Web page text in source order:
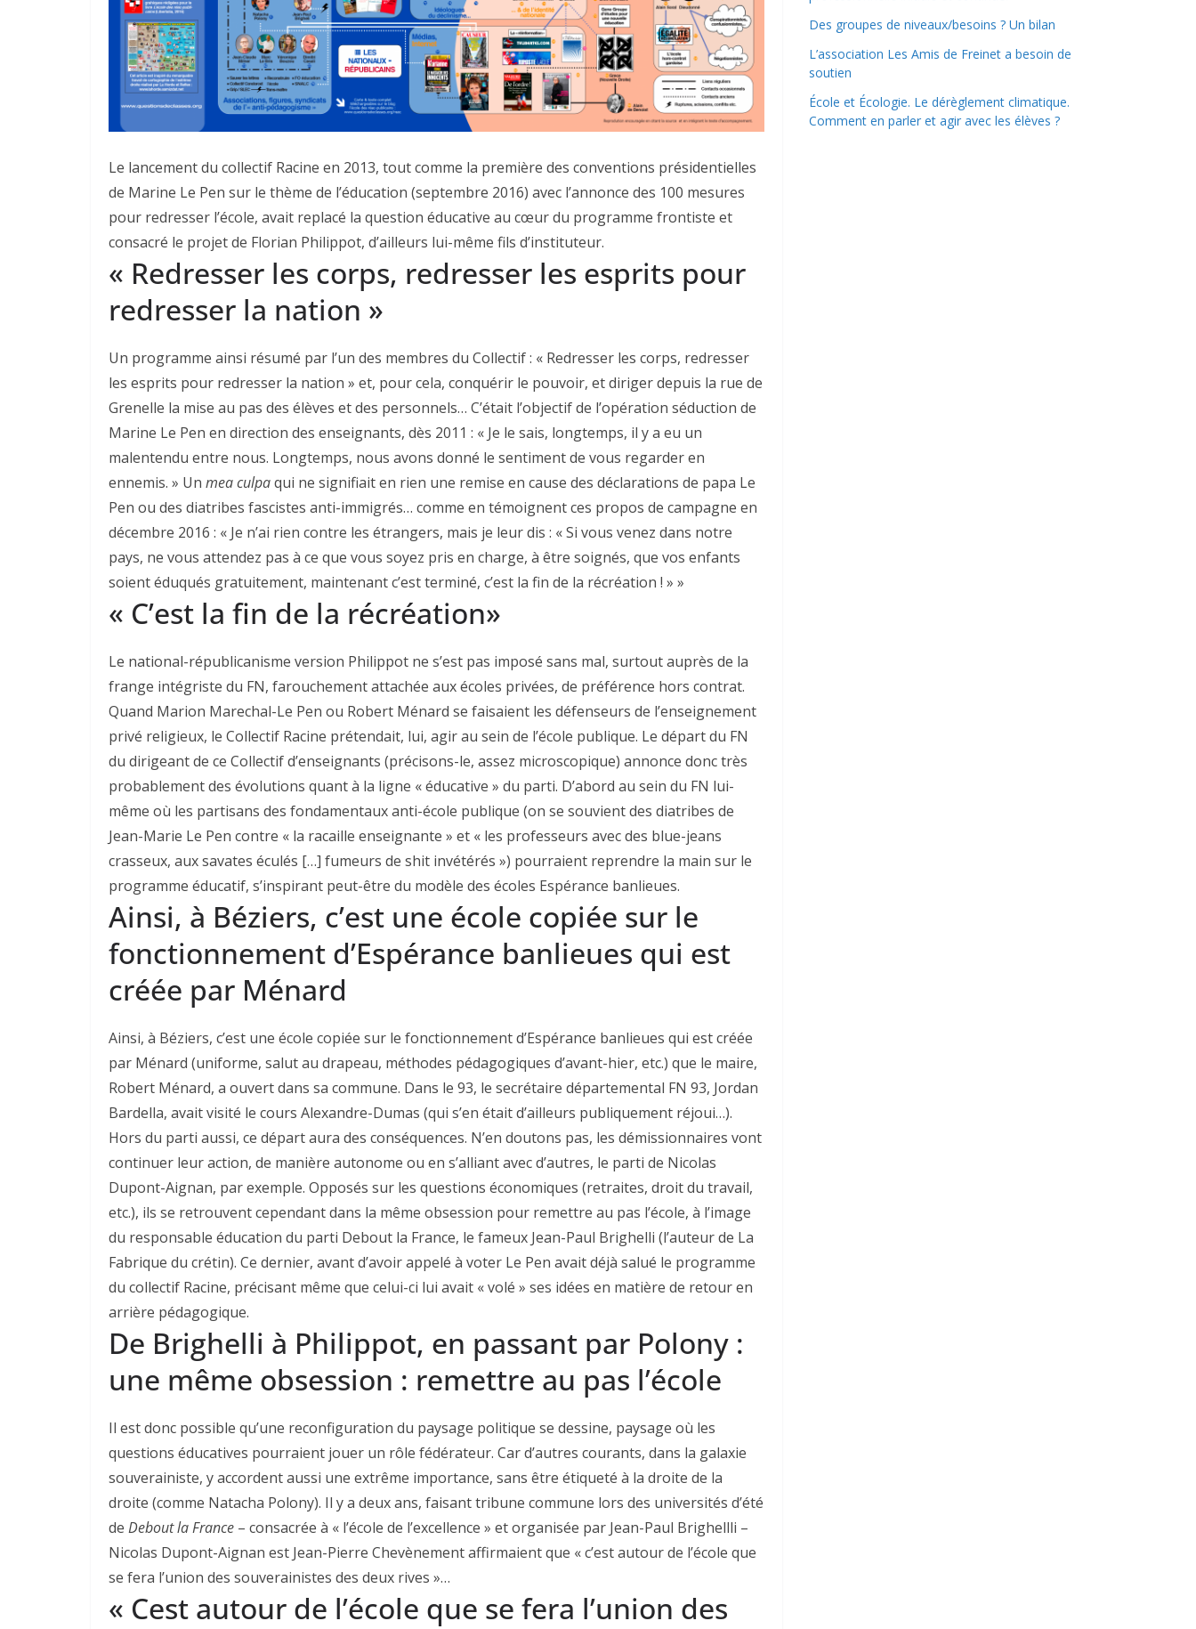
Le lancement du collectif Racine en 2013, tout comme la première des conventions présidentielles
de Marine Le Pen sur le thème de l’éducation (septembre 2016) avec l’annonce des 100 mesures
pour redresser l’école, avait replacé la question éducative au cœur du programme frontiste et
consacré le projet de Florian Philippot, d’ailleurs lui-même fils d’instituteur.
« Redresser les corps, redresser les esprits pour
redresser la nation »
Un programme ainsi résumé par l’un des membres du Collectif : « Redresser les corps, redresser
les esprits pour redresser la nation » et, pour cela, conquérir le pouvoir, et diriger depuis la rue de
Grenelle la mise au pas des élèves et des personnels… C’était l’objectif de l’opération séduction de
Marine Le Pen en direction des enseignants, dès 2011 : « Je le sais, longtemps, il y a eu un
malentendu entre nous. Longtemps, nous avons donné le sentiment de vous regarder en
ennemis. » Un mea culpaqui ne signifiait en rien une remise en cause des déclarations de papa Le
Pen ou des diatribes fascistes anti-immigrés… comme en témoignent ces propos de campagne en
décembre 2016 : « Je n’ai rien contre les étrangers, mais je leur dis : « Si vous venez dans notre
pays, ne vous attendez pas à ce que vous soyez pris en charge, à être soignés, que vos enfants
soient éduqués gratuitement, maintenant c’est terminé, c’est la fin de la récréation ! » »
« C’est la fin de la récréation»
Le national-républicanisme version Philippot ne s’est pas imposé sans mal, surtout auprès de la
frange intégriste du FN, farouchement attachée aux écoles privées, de préférence hors contrat.
Quand Marion Marechal-Le Pen ou Robert Ménard se faisaient les défenseurs de l’enseignement
privé religieux, le Collectif Racine prétendait, lui, agir au sein de l’école publique. Le départ du FN
du dirigeant de ce Collectif d’enseignants (précisons-le, assez microscopique) annonce donc très
probablement des évolutions quant à la ligne « éducative » du parti. D’abord au sein du FN lui-
même où les partisans des fondamentaux anti-école publique (on se souvient des diatribes de
Jean-Marie Le Pen contre « la racaille enseignante » et « les professeurs avec des blue-jeans
crasseux, aux savates éculés […] fumeurs de shit invétérés ») pourraient reprendre la main sur le
programme éducatif, s’inspirant peut-être du modèle des écoles Espérance banlieues.
Ainsi, à Béziers, c’est une école copiée sur le
fonctionnement d’Espérance banlieues qui est
créée par Ménard
Ainsi, à Béziers, c’est une école copiée sur le fonctionnement d’Espérance banlieues qui est créée
par Ménard (uniforme, salut au drapeau, méthodes pédagogiques d’avant-hier, etc.) que le maire,
Robert Ménard, a ouvert dans sa commune. Dans le 93, le secrétaire départemental FN 93, Jordan
Bardella, avait visité le cours Alexandre-Dumas (qui s’en était d’ailleurs publiquement réjoui…).
Hors du parti aussi, ce départ aura des conséquences. N’en doutons pas, les démissionnaires vont
continuer leur action, de manière autonome ou en s’alliant avec d’autres, le parti de Nicolas
Dupont-Aignan, par exemple. Opposés sur les questions économiques (retraites, droit du travail,
etc.), ils se retrouvent cependant dans la même obsession pour remettre au pas l’école, à l’image
du responsable éducation du parti Debout la France, le fameux Jean-Paul Brighelli (l’auteur de La
Fabrique du crétin). Ce dernier, avant d’avoir appelé à voter Le Pen avait déjà salué le programme
du collectif Racine, précisant même que celui-ci lui avait « volé » ses idées en matière de retour en
arrière pédagogique.
De Brighelli à Philippot, en passant par Polony :
une même obsession : remettre au pas l’école
Il est donc possible qu’une reconfiguration du paysage politique se dessine, paysage où les
questions éducatives pourraient jouer un rôle fédérateur. Car d’autres courants, dans la galaxie
souverainiste, y accordent aussi une extrême importance, sans être étiqueté à la droite de la
droite (comme Natacha Polony). Il y a deux ans, faisant tribune commune lors des universités d’été
de Debout la France – consacrée à « l’école de l’excellence » et organisée par Jean-Paul Brighellli –
Nicolas Dupont-Aignan est Jean-Pierre Chevènement affirmaient que « c’est autour de l’école que
se fera l’union des souverainistes des deux rives »…
« Cest autour de l’école que se fera l’union des
Des groupes de niveaux/besoins ? Un bilan
L’association Les Amis de Freinet a besoin de
soutien
École et Écologie. Le dérèglement climatique.
Comment en parler et agir avec les élèves ?